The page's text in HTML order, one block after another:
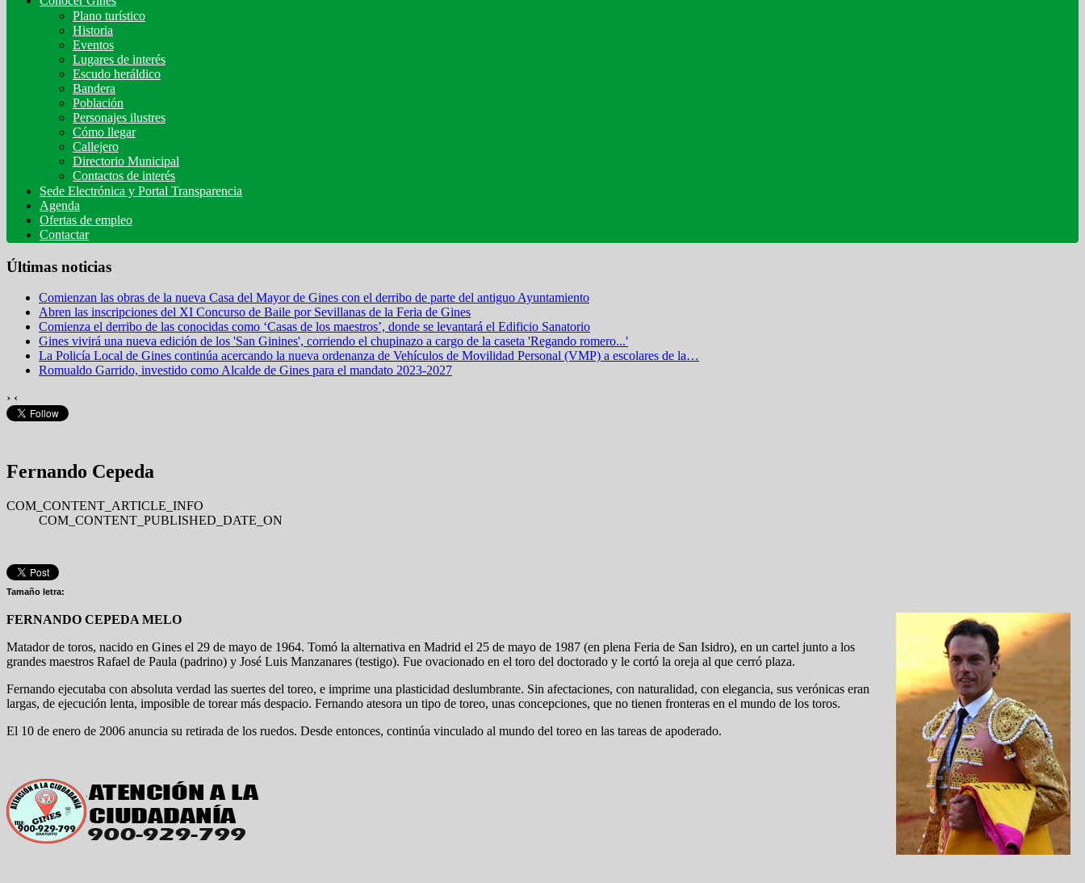
Plano turístico
Historia
Eventos
Lugares de interés
Escudo heráldico
Bandera
Población
Personajes ilustres
Cómo llegar
Callejero
Directorio Municipal
Contactos de interés
Sede Electrónica y Portal Transparencia
Agenda
Ofertas de empleo
Contactar
Últimas noticias
Comienzan las obras de la nueva Casa del Mayor de Gines con el derribo de parte del antiguo Ayuntamiento
Abren las inscripciones del XI Concurso de Baile por Sevillanas de la Feria de Gines
Comienza el derribo de las conocidas como ‘Casas de los maestros’, donde se levantará el Edificio Sanatorio
Gines vivirá una nueva edición de los 'San Ginines', corriendo el chupinazo a cargo de la caseta 'Regando romero...'
La Policía Local de Gines continúa acercando la nueva ordenanza de Vehículos de Movilidad Personal (VMP) a escolares de la…
Romualdo Garrido, investido como Alcalde de Gines para el mandato 2023-2027
› ‹
Fernando Cepeda
COM_CONTENT_ARTICLE_INFO
COM_CONTENT_PUBLISHED_DATE_ON
Tamaño letra:
FERNANDO CEPEDA MELO
Matador de toros, nacido en Gines el 29 de mayo de 1964. Tomó la alternativa en Madrid el 25 de mayo de 1987 (en plena Feria de San Isidro), en un cartel junto a los
grandes maestros Rafael de Paula (padrino) y José Luis Manzanares (testigo). Fue ovacionado en el toro del doctorado y le cortó la oreja al que cerró plaza.
Fernando ejecutaba con absoluta verdad las suertes del toreo, e imprime una plasticidad deslumbrante. Sin afectaciones, con naturalidad, con elegancia, sus verónicas eran
largas, de ejecución lenta, imposible de torear más despacio. Fernando atesora un tipo de toreo, unas concepciones, que no tienen fronteras en el mundo de los toros.
El 10 de enero de 2006 anuncia su retirada de los ruedos. Desde entonces, continúa vinculado al mundo del toreo en las tareas de apoderado.